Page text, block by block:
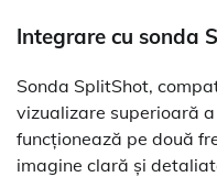
Integrare cu sonda
Sonda SplitShot,
vizualizare superioară
funcționează pe două
imagine clară și